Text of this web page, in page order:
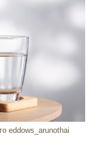
eddows_arunothai